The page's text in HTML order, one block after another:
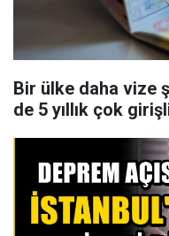
Bir ülke daha vize
de 5 yıllık çok